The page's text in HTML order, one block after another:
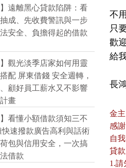
不
只
歡
給
長
金
感
自
貸款
1.請
】遠離黑心貸款陷阱：看
成、先收費警訊與一步
安全、負擔得起的借款
】觀光淡季店家如何用靈
配 屏東借錢 安全週轉，
顧好員工薪水又不影響
畫
】看懂小額借款須知三不
速撥款廣告高利與話術
包與信用安全，一次搞
借款